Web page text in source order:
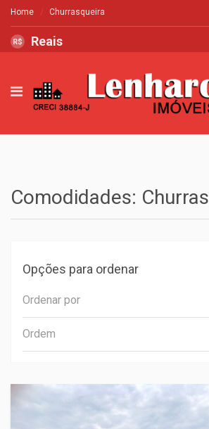
Home Churrasqueira
R$ Reais
Comodidades:
Opções para ordenar
Ordenar por
Ordem